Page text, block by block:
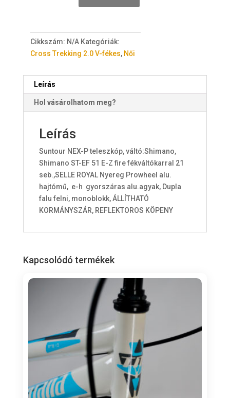
e
m
s
Y
o
u
F
Cikkszám: N/A Kategóriák:
Cross Trekking 2.0 V-fékes, Női
Leírás
Hol vásárolhatom meg?
Leírás
Suntour NEX-P teleszkóp, váltó:Shimano,
Shimano ST-EF 51 E-Z fire fékváltókarral 21
seb.,SELLE ROYAL Nyereg Prowheel alu.
hajtómű, e-h gyorszáras alu.agyak, Dupla
falu felni, monoblokk, ÁLLÍTHATÓ
KORMÁNYSZÁR, REFLEKTOROS KÖPENY
Kapcsolódó termékek